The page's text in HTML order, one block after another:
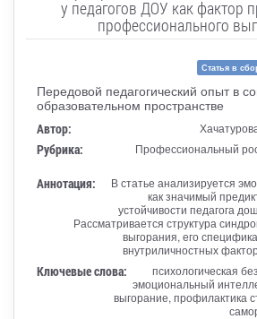
у педагогов ДОУ как фактор
профессионального
Статья в
Передовой педагогический опыт в
образовательном пространстве
Автор:
Рубрика:
Профессиональный
Аннотация:
В статье анализируется
как значимый
устойчивости педагога
Рассматривается структура
выгорания, его
внутриличностных
Ключевые слова:
психологическая
эмоциональный
выгорание, профилактика